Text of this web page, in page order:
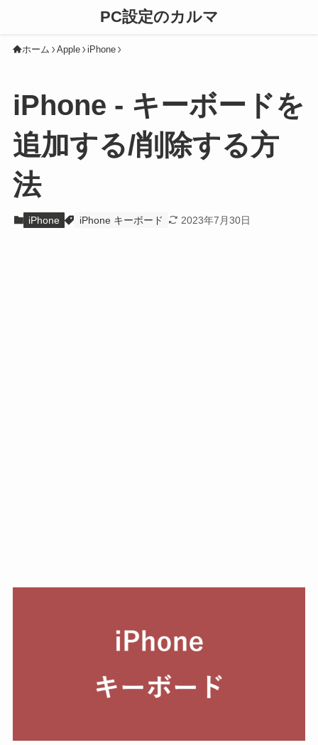
PC設定のカルマ
ホーム Apple iPhone
iPhone - キーボードを
追加する/削除する方
法
iPhone iPhone キーボード 2023年7月30日